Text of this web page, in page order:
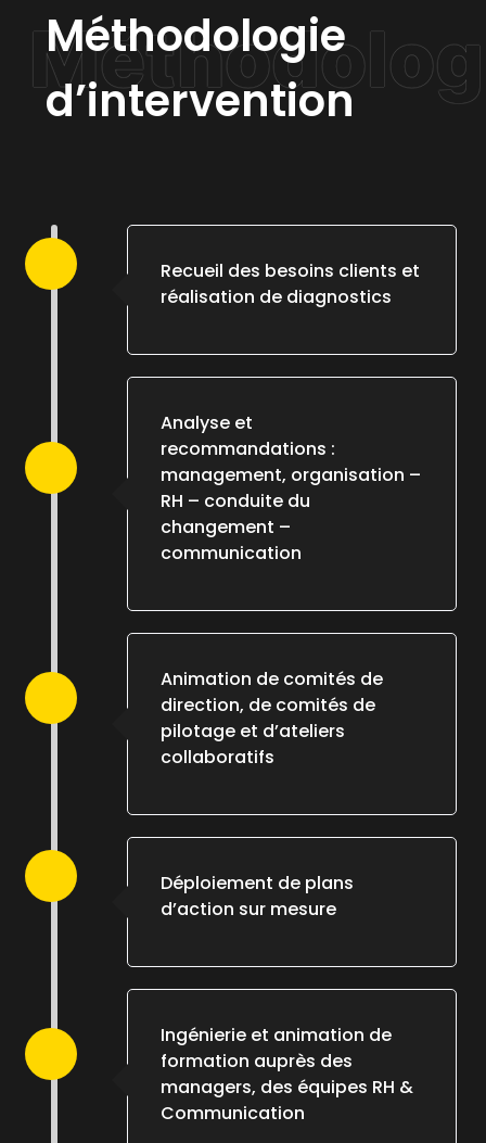
Méthodologie
d’intervention
Recueil des besoins clients et
réalisation de diagnostics
Analyse et
recommandations :
management, organisation –
RH – conduite du
changement –
communication
Animation de comités de
direction, de comités de
pilotage et d’ateliers
collaboratifs
Déploiement de plans
d’action sur mesure
Ingénierie et animation de
formation auprès des
managers, des équipes RH &
Communication